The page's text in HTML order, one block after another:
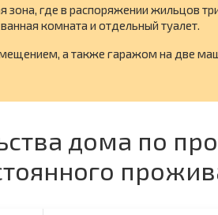
зона, где в распоряжении жильцов
комната и отдельный туалет.
а также гаражом на две
дома по